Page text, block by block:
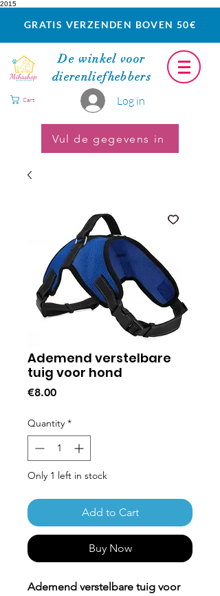
2015
GRATIS VERZENDEN BOVEN 50€
De winkel voor
dierenliefhebbers
Log in
Cart
Vul de gegevens in
Ademend verstelbare
tuig voor hond
€8.00Price
Quantity *
Only 1 left in stock
Add to Cart
Buy Now
Ademend verstelbare tuig voor